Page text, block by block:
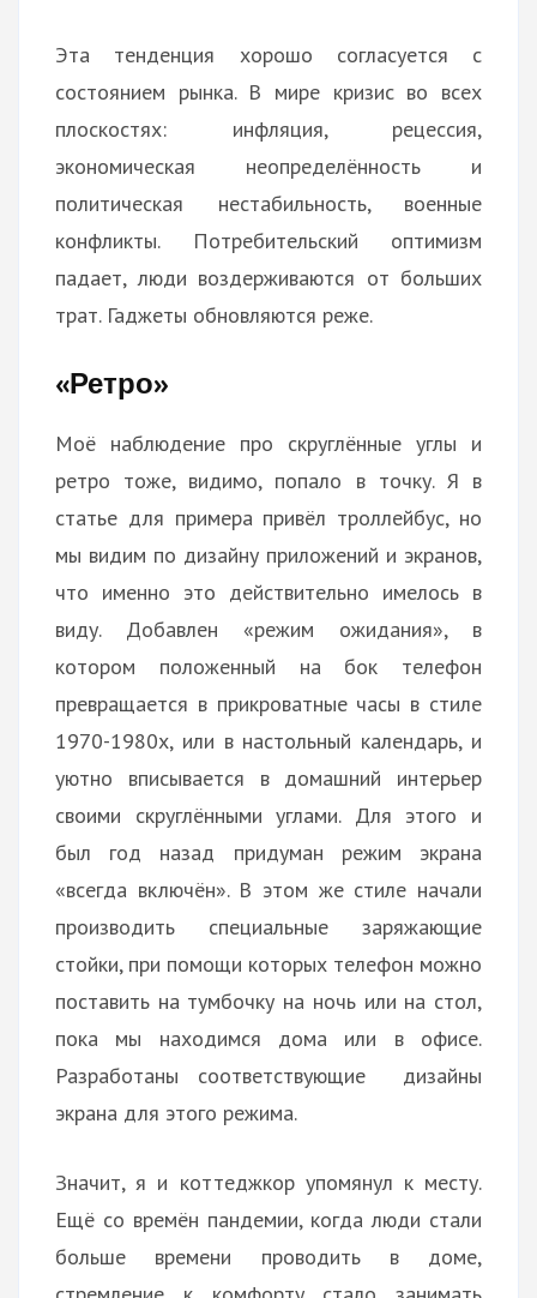
Эта тенденция хорошо согласуется с
состоянием рынка. В мире кризис во всех
плоскостях: инфляция, рецессия,
экономическая неопределённость и
политическая нестабильность, военные
конфликты. Потребительский оптимизм
падает, люди воздерживаются от больших
трат. Гаджеты обновляются реже.
«Ретро»
Моё наблюдение про скруглённые углы и
ретро тоже, видимо, попало в точку. Я в
статье для примера привёл троллейбус, но
мы видим по дизайну приложений и экранов,
что именно это действительно имелось в
виду. Добавлен «режим ожидания», в
котором положенный на бок телефон
превращается в прикроватные часы в стиле
1970-1980х, или в настольный календарь, и
уютно вписывается в домашний интерьер
своими скруглёнными углами. Для этого и
был год назад придуман режим экрана
«всегда включён». В этом же стиле начали
производить специальные заряжающие
стойки, при помощи которых телефон можно
поставить на тумбочку на ночь или на стол,
пока мы находимся дома или в офисе.
Разработаны соответствующие дизайны
экрана для этого режима.
Значит, я и коттеджкор упомянул к месту.
Ещё со времён пандемии, когда люди стали
больше времени проводить в доме,